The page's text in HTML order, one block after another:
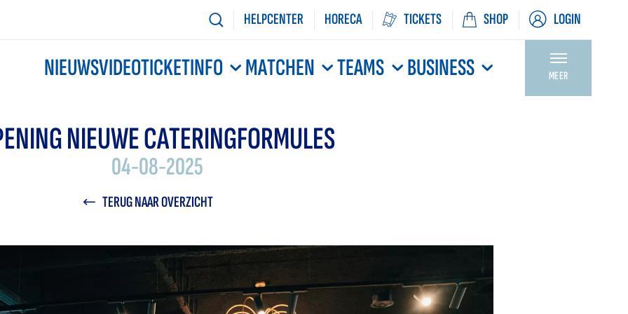
HELPCENTER HORECA TICKETS SHOP LOGIN
NIEUWSVIDEOTICKETINFO MATCHEN TEAMS BUSINESS MEER
NIEUWE CATERINGFORMULES
04-08-2025
TERUG NAAR OVERZICHT